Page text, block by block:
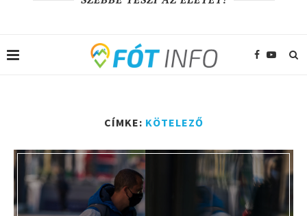
CÍMKE: KÖTELEZŐ